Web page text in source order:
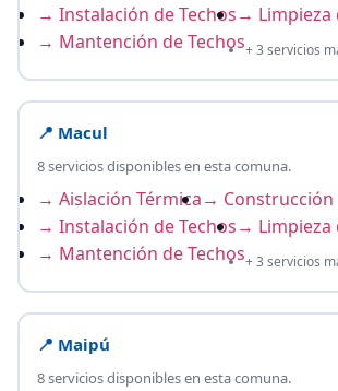
→ Instalación de Techos→ Limpieza
→ Mantención de Techos+ 3 servicios
📍 Macul
8 servicios disponibles en esta comuna.
→ Aislación Térmica→ Construcción
→ Instalación de Techos→ Limpieza
→ Mantención de Techos+ 3 servicios
📍 Maipú
8 servicios disponibles en esta comuna.